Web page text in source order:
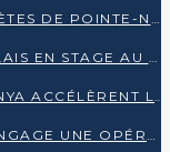
LA FÉCOTAE SENSIBILISE LES ATHLÈTES DE POINTE-NOIRE À L’HYGIÈNE ALIMENTA
SMIB 2026 : DIX ATHLÈTES CONGOLAIS EN STAGE AU KENYA
FONDS BLEU : LE CONGO ET LE KENYA ACCÉLÈRENT LA MOBILISATION DES FINANCEMENTS
DETTE PUBLIQUE : BRAZZAVILLE ENGAGE UNE OPÉRATION DE RACHAT DE 575 MILLIONS DE DOLLARS